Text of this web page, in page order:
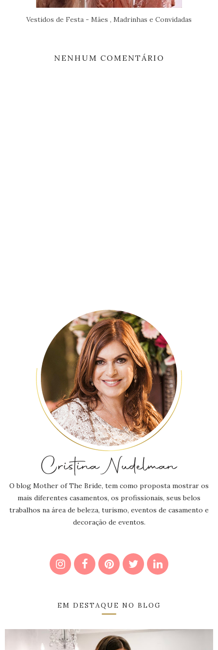
Vestidos de Festa - Mães , Madrinhas e Convidadas
NENHUM COMENTÁRIO
O blog Mother of The Bride, tem como proposta mostrar os
mais diferentes casamentos, os profissionais, seus belos
trabalhos na área de beleza, turismo, eventos de casamento e
decoração de eventos.
EM DESTAQUE NO BLOG